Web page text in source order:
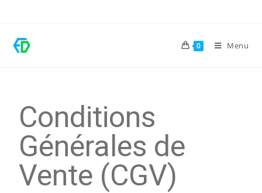
0 Menu
Conditions
Générales de
Vente (CGV)